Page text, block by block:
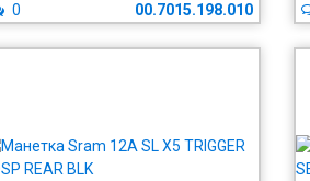
00.7015.198.010
0